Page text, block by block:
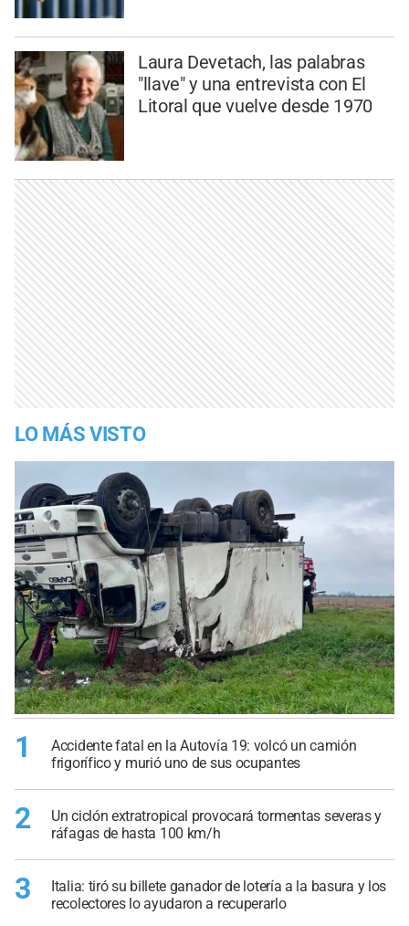
Laura Devetach, las palabras
"llave" y una entrevista con El
Litoral que vuelve desde 1970
LO MÁS VISTO
1
Accidente fatal en la Autovía 19: volcó un camión
frigorífico y murió uno de sus ocupantes
2
Un ciclón extratropical provocará tormentas severas y
ráfagas de hasta 100 km/h
3
Italia: tiró su billete ganador de lotería a la basura y los
recolectores lo ayudaron a recuperarlo